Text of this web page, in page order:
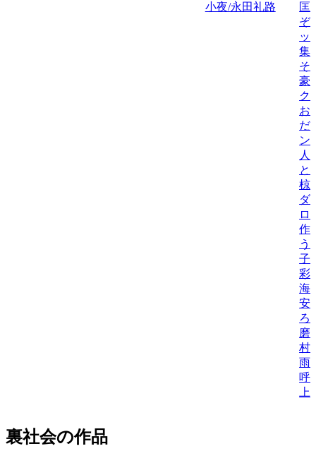
小夜/永田礼路
匡
ぞ
ッ
集
そ
豪
ク
お
だ
ン
人
と
椋
ダ
ロ
作
う
子/
彩
海
安
ろ
磨
村
雨
呼
裏社会の作品